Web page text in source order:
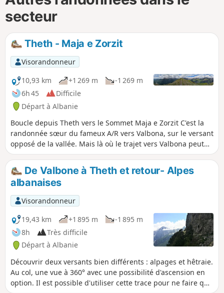
secteur
Theth - Maja e Zorzit
Visorandonneur
10,93 km
+1 269 m
-1 269 m
6h 45
Difficile
Départ à Albanie
Boucle depuis Theth vers le Sommet Maja e Zorzit C'est la
randonnée sœur du fameux A/R vers Valbona, sur le versant
opposé de la vallée. Mais là où le trajet vers Valbona peut
présenter le défaut d'être principalement en forêt avec un
unique point de vue au sommet, cette boucle de difficulté
équivalente est bien moins fréquentée et offre surtout de
nombreux et différents points de vue sur la vallée de Theth
au Nord, de Shala au Sud, et sur les massifs de l'Ukut et
vallée de Bogë à l'Ouest, ainsi que la cascade Grunas à l'Est.
Prévoir un minimum de 6h environ avec quelques pauses.
L'ascension ne présente pas d'enjeux techniques
particuliers, et permet à chacun d'adapter son rythme
(attention : l'itinéraire inverse suppose en revanche une
descente technique !). L'itinéraire retour en descente peut
être facilement court-circuité ou allongé en fonction de
l'état de forme, étant proche de la route qui reste peu
fréquentée.
De Valbone à Theth et retour- Alpes
albanaises
Visorandonneur
19,43 km
+1 895 m
-1 895 m
8h
Très difficile
Départ à Albanie
Découvrir deux versants bien différents : alpages et hêtraie.
Au col, une vue à 360° avec une possibilité d'ascension en
option. Il est possible d'utiliser cette trace pour ne faire que